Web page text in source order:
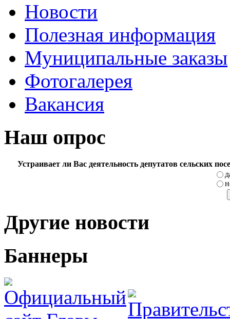
Новости
Полезная информация
Муниципальные заказы
Фотогалерея
Вакансия
Наш опрос
Устраивает ли Вас деятельность депутатов сельских
Другие новости
Баннеры